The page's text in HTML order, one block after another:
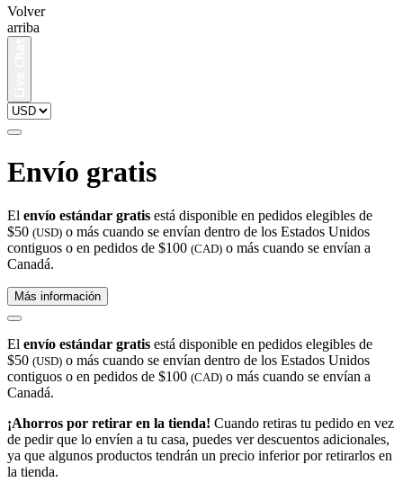
Volver
arriba
Envío gratis
El envío estándar gratis está disponible en pedidos elegibles de
$50 (USD) o más cuando se envían dentro de los Estados Unidos
contiguos o en pedidos de $100 (CAD) o más cuando se envían a
Canadá.
Más información
El envío estándar gratis está disponible en pedidos elegibles de
$50 (USD) o más cuando se envían dentro de los Estados Unidos
contiguos o en pedidos de $100 (CAD) o más cuando se envían a
Canadá.
¡Ahorros por retirar en la tienda! Cuando retiras tu pedido en vez
de pedir que lo envíen a tu casa, puedes ver descuentos adicionales,
ya que algunos productos tendrán un precio inferior por retirarlos en
la tienda.